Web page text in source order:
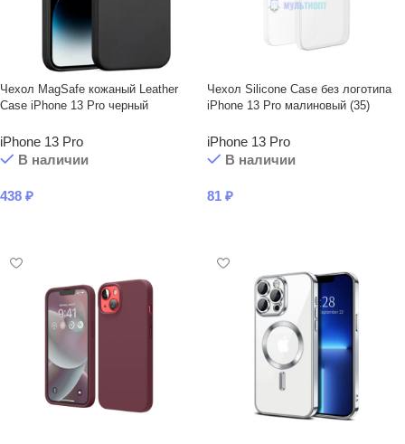
Чехол MagSafe кожаный Leather
Case iPhone 13 Prо черный
iPhone 13 Pro
В наличии
438 ₽
Чехол Silicone Case без логотипа
iPhone 13 Pro малиновый (35)
iPhone 13 Pro
В наличии
81 ₽